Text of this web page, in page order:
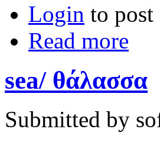
Login to post
Read more
sea/ θάλασσα
Submitted by